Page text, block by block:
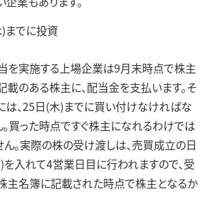
までに投資
を実施する上場企業は9月末時点で株主
載のある株主に、配当金を支払います。そ
は、25日(木)までに買い付けなければな
。買った時点ですぐ株主になれるわけでは
ん。実際の株の受け渡しは、売買成立の日
入れて4営業日目に行われますので、受
主名簿に記載された時点で株主となるか